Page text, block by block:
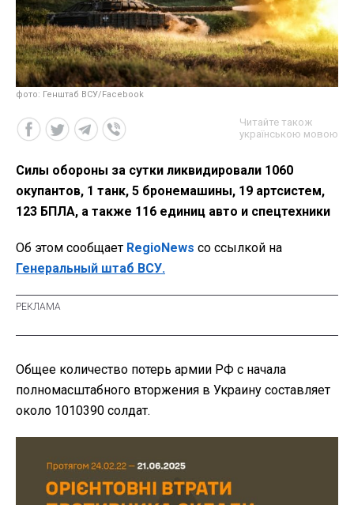
фото: Генштаб ВСУ/Facebook
Читайте також
українською мовою
Силы обороны за сутки ликвидировали 1060
окупантов, 1 танк, 5 бронемашины, 19 артсистем,
123 БПЛА, а также 116 единиц авто и спецтехники
Об этом сообщает RegioNews со ссылкой на
Генеральный штаб ВСУ.
Общее количество потерь армии РФ с начала
полномасштабного вторжения в Украину составляет
около 1010390 солдат.